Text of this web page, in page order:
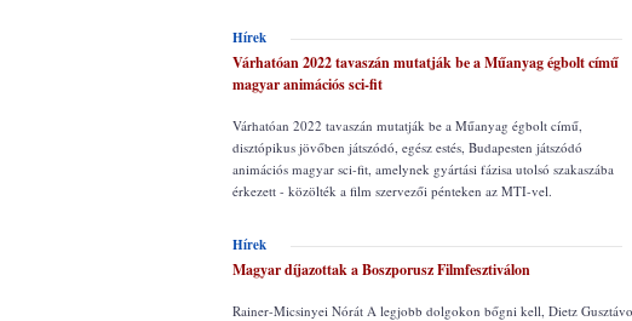
Hírek
Várhatóan 2022 tavaszán mutatják be a Műanyag égbolt című
magyar animációs sci-fit
Várhatóan 2022 tavaszán mutatják be a Műanyag égbolt című,
disztópikus jövőben játszódó, egész estés, Budapesten játszódó
animációs magyar sci-fit, amelynek gyártási fázisa utolsó szakaszába
érkezett - közölték a film szervezői pénteken az MTI-vel.
Hírek
Magyar díjazottak a Boszporusz Filmfesztiválon
Rainer-Micsinyei Nórát A legjobb dolgokon bőgni kell, Dietz